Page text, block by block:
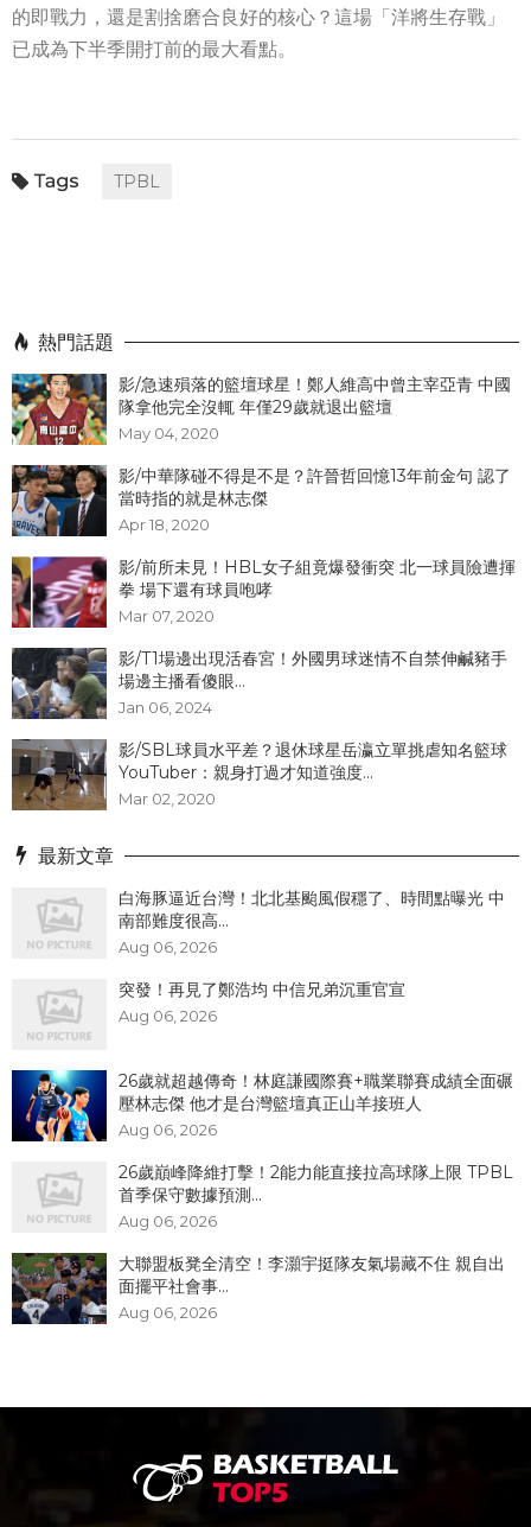
的即戰力，還是割捨磨合良好的核心？這場「洋將生存戰」
已成為下半季開打前的最大看點。
TPBL
熱門話題
影/急速殞落的籃壇球星！鄭人維高中曾主宰亞青 中國
隊拿他完全沒輒 年僅29歲就退出籃壇
May 04, 2020
影/中華隊碰不得是不是？許晉哲回憶13年前金句 認了
當時指的就是林志傑
Apr 18, 2020
影/前所未見！HBL女子組竟爆發衝突 北一球員險遭揮
拳 場下還有球員咆哮
Mar 07, 2020
影/T1場邊出現活春宮！外國男球迷情不自禁伸鹹豬手
場邊主播看傻眼...
Jan 06, 2024
影/SBL球員水平差？退休球星岳瀛立單挑虐知名籃球
YouTuber：親身打過才知道強度...
Mar 02, 2020
最新文章
白海豚逼近台灣！北北基颱風假穩了、時間點曝光 中
南部難度很高...
Aug 06, 2026
突發！再見了鄭浩均 中信兄弟沉重官宣
Aug 06, 2026
26歲就超越傳奇！林庭謙國際賽+職業聯賽成績全面碾
壓林志傑 他才是台灣籃壇真正山羊接班人
Aug 06, 2026
26歲巔峰降維打擊！2能力能直接拉高球隊上限 TPBL
首季保守數據預測...
Aug 06, 2026
大聯盟板凳全清空！李灝宇挺隊友氣場藏不住 親自出
面擺平社會事...
Aug 06, 2026